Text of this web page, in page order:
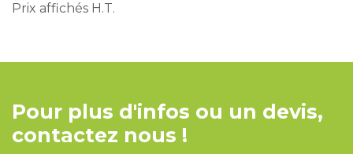
Prix affichés H.T.
Pour plus d'infos ou un devis,
contactez nous !